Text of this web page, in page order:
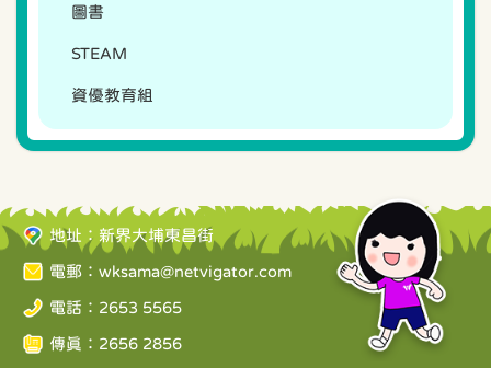
圖書
STEAM
資優教育組
地址：新界大埔東昌街
電郵： wksama@netvigator.com
電話：2653 5565
傳真：2656 2856